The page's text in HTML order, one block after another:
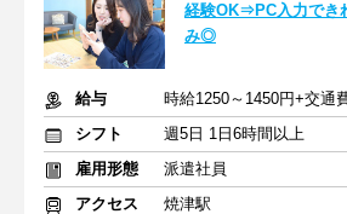
経験OK⇒PC入力でき
み◎
給与
時給1250～1450円+交通
シフト
週5日 1日6時間以上
雇用形態
派遣社員
アクセス
焼津駅